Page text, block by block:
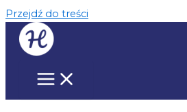
Przejdź do treści